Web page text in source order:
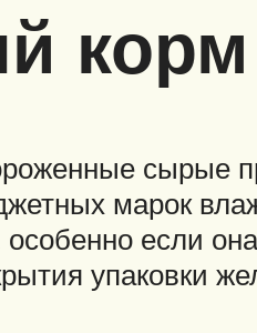
сырые
марок
если
упаковки